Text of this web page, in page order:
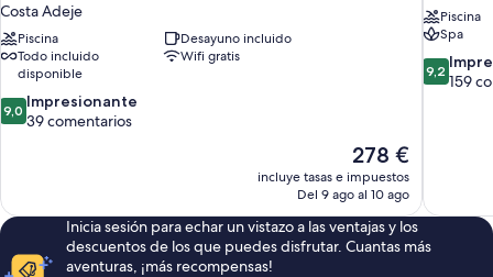
Costa Adeje
Piscina
Desayuno incluido
Todo incluido
disponible
Wifi gratis
9.0
sobre
9,0 Impresionante
39 comentarios
El
precio
actual
de
278 €
278 €
incluye tasas e impuestos
Del 9 ago al 10 ago
Piscina
Spa
9.2
sobre
9,2
159
Inicia sesión para echar un vistazo a las ventajas y los
descuentos de los que puedes disfrutar. Cuantas más
aventuras, ¡más recompensas!